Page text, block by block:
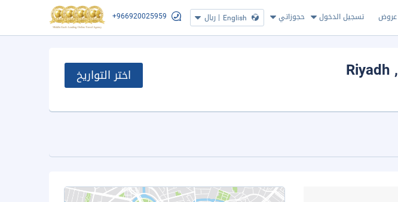
عروض تسجيل الدخول حجوزاتي English
| ريال +966920025959
, Riyadh اختر التواريخ